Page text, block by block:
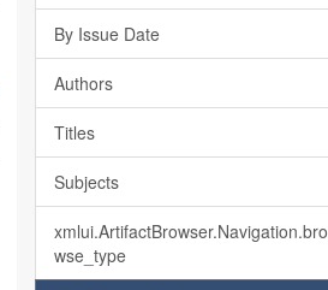
By Issue Date
Authors
Titles
Subjects
xmlui.ArtifactBrowser.Navigation.bro
wse_type